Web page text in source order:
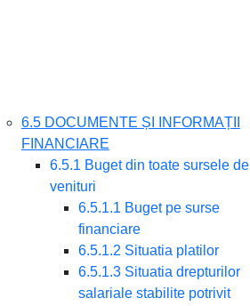
6.5 DOCUMENTE ȘI INFORMAȚII
FINANCIARE
6.5.1 Buget din toate sursele de
venituri
6.5.1.1 Buget pe surse
financiare
6.5.1.2 Situatia platilor
6.5.1.3 Situatia drepturilor
salariale stabilite potrivit